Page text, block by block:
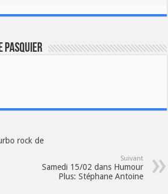
rock de
Suivant
Samedi 15/02 dans Humour
Plus: Stéphane Antoine